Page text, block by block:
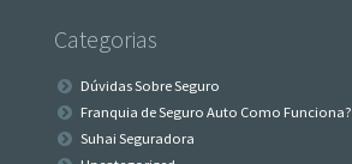
Categorias
Dúvidas Sobre Seguro
Franquia de Seguro Auto Como Funciona?
Suhai Seguradora